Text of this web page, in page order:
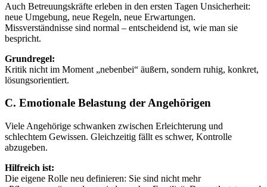
Auch Betreuungskräfte erleben in den ersten Tagen Unsicherheit:
neue Umgebung, neue Regeln, neue Erwartungen.
Missverständnisse sind normal – entscheidend ist, wie man sie
bespricht.
Grundregel:
Kritik nicht im Moment „nebenbei“ äußern, sondern ruhig, konkret,
lösungsorientiert.
C. Emotionale Belastung der Angehörigen
Viele Angehörige schwanken zwischen Erleichterung und
schlechtem Gewissen. Gleichzeitig fällt es schwer, Kontrolle
abzugeben.
Hilfreich ist:
Die eigene Rolle neu definieren: Sie sind nicht mehr